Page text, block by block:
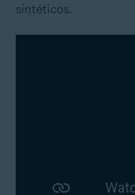
sintéticos.